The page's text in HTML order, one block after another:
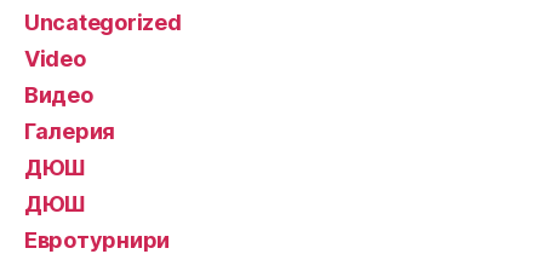
Uncategorized
Video
Видео
Галерия
ДЮШ
ДЮШ
Евротурнири